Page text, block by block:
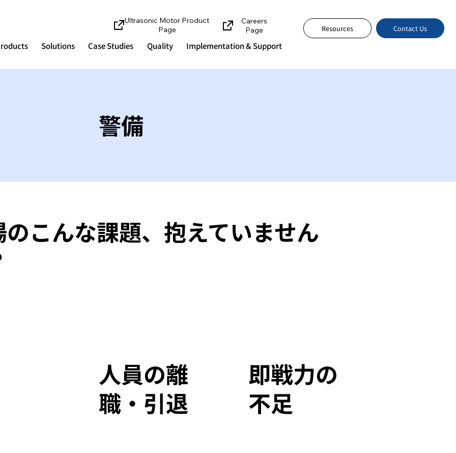
Solutions Case Studies Quality Implementation & Support
Ultrasonic Motor Product
Page
Careers
Page
Resources Contact Us
警備
こんな課題、抱えていません
人員の離
職・引退
即戦力の
不足